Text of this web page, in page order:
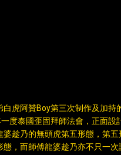
白虎阿贊Boy第三次制作及加持
度泰國歪固拜師法會，正面設
婆趁乃的無頭虎第五形態，第
態，而師傅龍婆趁乃亦不只一